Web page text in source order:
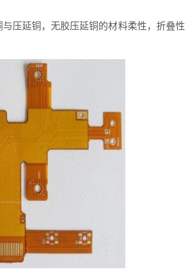
延铜，无胶压延铜的材料柔性，折叠性